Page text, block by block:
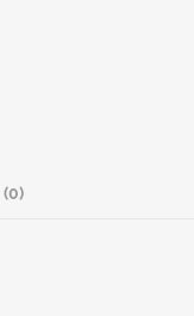
(0)